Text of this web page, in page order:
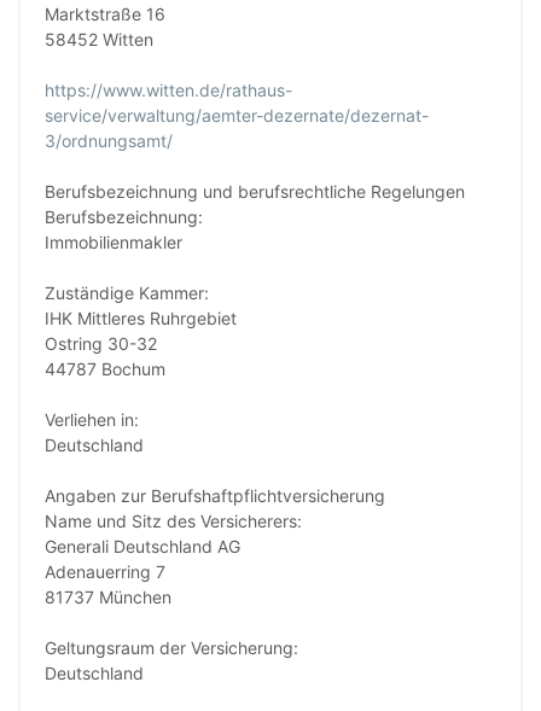
Marktstraße 16
58452 Witten
https://www.witten.de/rathaus-
service/verwaltung/aemter-dezernate/dezernat-
3/ordnungsamt/
Berufsbezeichnung und berufsrechtliche Regelungen
Berufsbezeichnung:
Immobilienmakler
Zuständige Kammer:
IHK Mittleres Ruhrgebiet
Ostring 30-32
44787 Bochum
Verliehen in:
Deutschland
Angaben zur Berufs­haftpflicht­versicherung
Name und Sitz des Versicherers:
Generali Deutschland AG
Adenauerring 7
81737 München
Geltungsraum der Versicherung:
Deutschland